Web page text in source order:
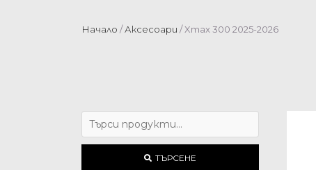
Начало /Аксесоари / Xmax 300 2025-2026
ТЪРСЕНЕ